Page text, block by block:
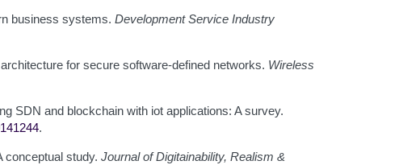
business systems. Development Service Industry
for secure software-defined networks. Wireless
SDN and blockchain with iot applications: A survey.
.
conceptual study. Journal of Digitainability, Realism &